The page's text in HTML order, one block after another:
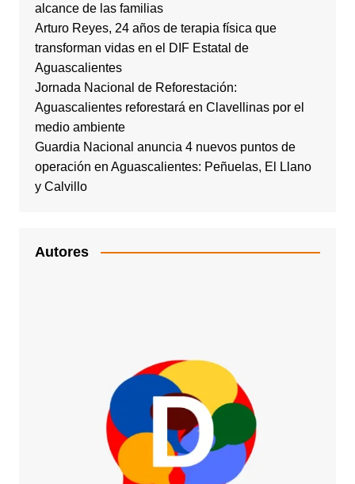
alcance de las familias
Arturo Reyes, 24 años de terapia física que
transforman vidas en el DIF Estatal de
Aguascalientes
Jornada Nacional de Reforestación:
Aguascalientes reforestará en Clavellinas por el
medio ambiente
Guardia Nacional anuncia 4 nuevos puntos de
operación en Aguascalientes: Peñuelas, El Llano
y Calvillo
Autores